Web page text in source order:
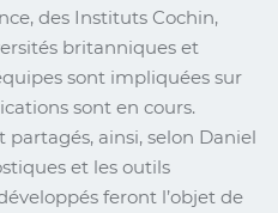
des Instituts Cochin,
britanniques et
sont impliquées sur
sont en cours.
partagés, ainsi, selon Daniel
et les outils
feront l’objet de